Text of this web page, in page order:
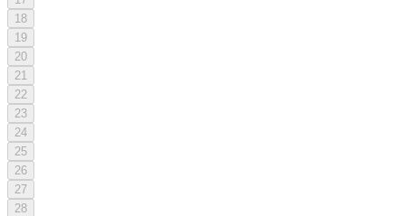
18
19
20
21
22
23
24
25
26
27
28